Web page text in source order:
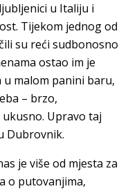
u Italiju i
Tijekom jednog od
su reći sudbonosno
ostao im je
malom panini baru,
– brzo,
Upravo taj
Dubrovnik.
je više od mjesta za
o putovanjima,